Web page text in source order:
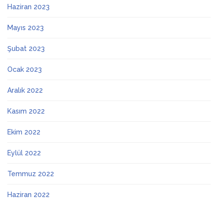
Haziran 2023
Mayıs 2023
Şubat 2023
Ocak 2023
Aralık 2022
Kasım 2022
Ekim 2022
Eylül 2022
Temmuz 2022
Haziran 2022